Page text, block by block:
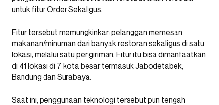
untuk fitur Order Sekaligus.
Fitur tersebut memungkinkan pelanggan memesan
makanan/minuman dari banyak restoran sekaligus di satu
lokasi, melalui satu pengiriman. Fitur itu bisa dimanfaatkan
di 41 lokasi di 7 kota besar termasuk Jabodetabek,
Bandung dan Surabaya.
Saat ini, penggunaan teknologi tersebut pun tengah